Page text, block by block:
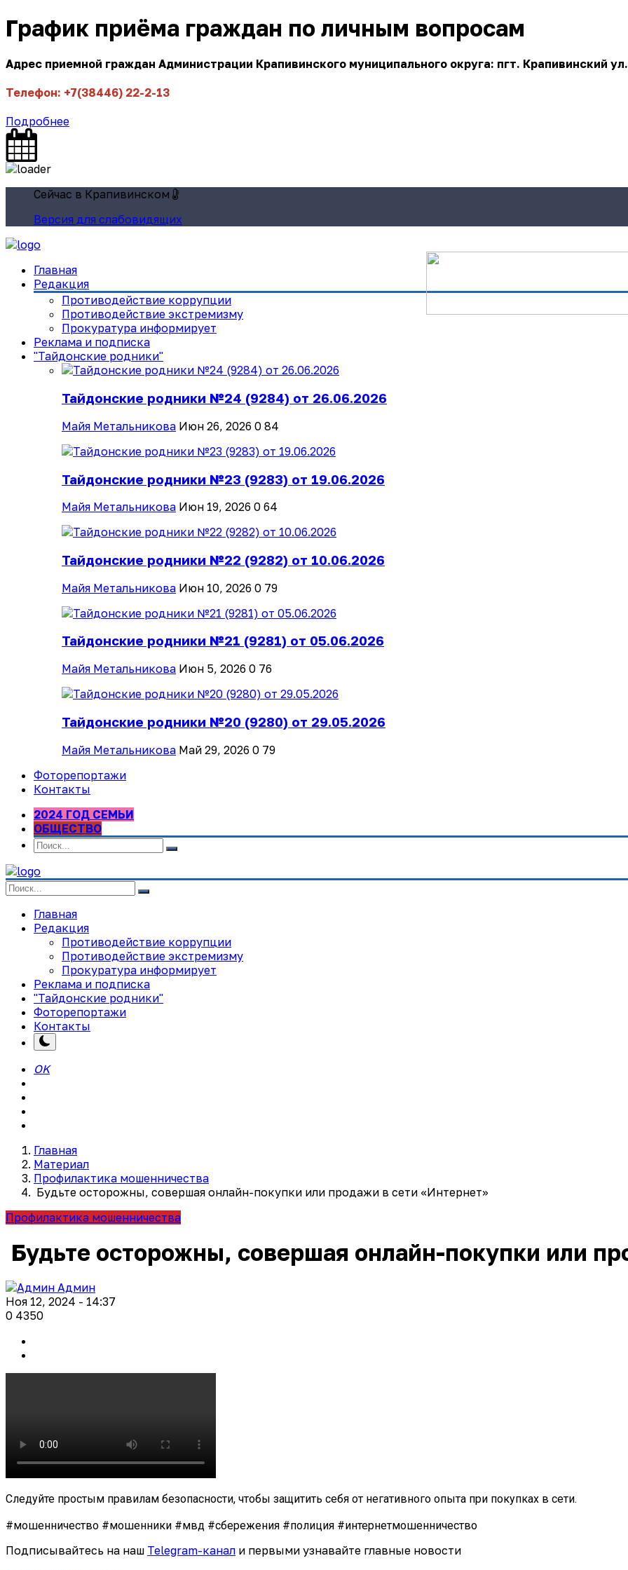
График приёма граждан по личным вопросам
Адрес приемной граждан Администрации Крапивинского муниципального округа: пгт. Крапивинский
Телефон: +7(38446) 22-2-13
Подробнее
Сейчас в Крапивинском
Версия для слабовидящих
Главная
Редакция
Противодействие коррупции
Противодействие экстремизму
Прокуратура информирует
Реклама и подписка
"Тайдонские родники"
Тайдонские родники №24 (9284) от 26.06.2026
Майя Метальникова Июн 26, 2026 0 84
Тайдонские родники №23 (9283) от 19.06.2026
Майя Метальникова Июн 19, 2026 0 64
Тайдонские родники №22 (9282) от 10.06.2026
Майя Метальникова Июн 10, 2026 0 79
Тайдонские родники №21 (9281) от 05.06.2026
Майя Метальникова Июн 5, 2026 0 76
Тайдонские родники №20 (9280) от 29.05.2026
Майя Метальникова Май 29, 2026 0 79
Фоторепортажи
Контакты
2024 ГОД СЕМЬИ
ОБЩЕСТВО
Главная
Редакция
Противодействие коррупции
Противодействие экстремизму
Прокуратура информирует
Реклама и подписка
"Тайдонские родники"
Фоторепортажи
Контакты
OK
Главная
Материал
Профилактика мошенничества
Будьте осторожны, совершая онлайн-покупки или продажи в сети «Интернет»
Профилактика мошенничества
Будьте осторожны, совершая онлайн-покупки или
Админ
Ноя 12, 2024 - 14:37
0 4350
Следуйте простым правилам безопасности, чтобы защитить себя от негативного опыта при покупках в сети.
#мошенничество #мошенники #мвд #сбережения #полиция #интернетмошенничество
Подписывайтесь на наш Telegram-канал и первыми узнавайте главные новости